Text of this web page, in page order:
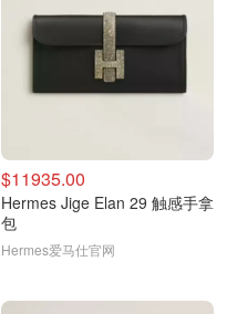
$11935.00
Hermes Jige Elan 29 触感手拿
包
Hermes爱马仕官网